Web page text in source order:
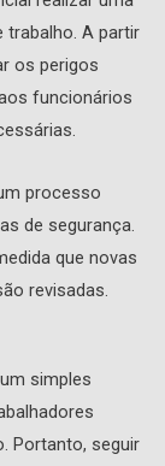
trabalho. A partir
os perigos
funcionários
processo
de segurança.
que novas
revisadas.
simples
Portanto, seguir